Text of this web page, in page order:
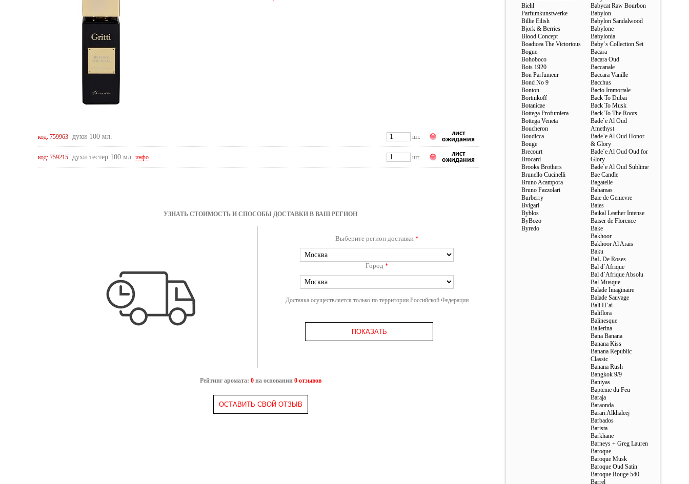
код: 759963 духи 100 мл. шт.
лист
ожидания
код: 759215 духи тестер 100 мл. инфо шт.
лист
ожидания
УЗНАТЬ СТОИМОСТЬ И СПОСОБЫ ДОСТАВКИ В ВАШ РЕГИОН
Выберите регион доставки *
Город *
Доставка осуществляется только по территории Российской Федерации
ПОКАЗАТЬ
Рейтинг аромата: 0на основании 0 отзывов
ОСТАВИТЬ СВОЙ ОТЗЫВ
Biehl
Parfumkunstwerke
Billie Eilish
Bjork & Berries
Blood Concept
Boadicea The Victorious
Bogue
Bohoboco
Bois 1920
Bon Parfumeur
Bond No 9
Bonton
Bortnikoff
Botanicae
Bottega Profumiera
Bottega Veneta
Boucheron
Boudicca
Bouge
Brecourt
Brocard
Brooks Brothers
Brunello Cucinelli
Bruno Acampora
Bruno Fazzolari
Burberry
Bvlgari
Byblos
ByBozo
Byredo
Babycat Raw Bourbon
Babylon
Babylon Sandalwood
Babylone
Babylonia
Baby`s Collection Set
Bacara
Bacara Oud
Baccanale
Baccara Vanille
Bacchus
Bacio Immortale
Back To Dubai
Back To Musk
Back To The Roots
Bade`e Al Oud
Amethyst
Bade`e Al Oud Honor
& Glory
Bade`e Al Oud Oud for
Glory
Bade`e Al Oud Sublime
Bae Candle
Bagatelle
Bahamas
Baie de Genievre
Baies
Baikal Leather Intense
Baiser de Florence
Bake
Bakhoor
Bakhoor Al Arais
Baku
BaL De Roses
Bal d`Afrique
Bal d`Afrique Absolu
Bal Musque
Balade Imaginaire
Balade Sauvage
Bali H`ai
Baliflora
Balinesque
Ballerina
Bana Banana
Banana Kiss
Banana Republic
Classic
Banana Rush
Bangkok 9/9
Baniyas
Bapteme du Feu
Baraja
Baraonda
Barari Alkhaleej
Barbados
Barista
Barkhane
Barneys + Greg Lauren
Baroque
Baroque Musk
Baroque Oud Satin
Baroque Rouge 540
Barrel